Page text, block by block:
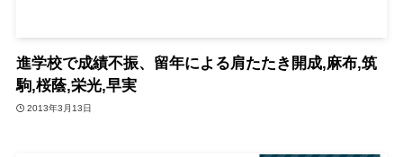
進学校で成績不振、留年による肩たたき開成,麻布,筑
駒,桜蔭,栄光,早実
2013年3月13日